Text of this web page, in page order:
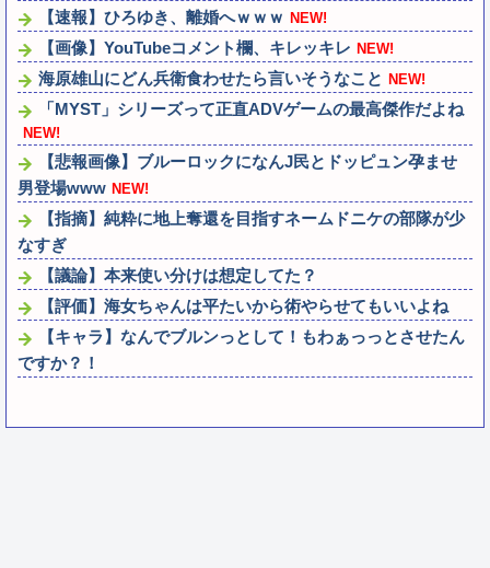
【速報】ひろゆき、離婚へｗｗｗ NEW!
【画像】YouTubeコメント欄、キレッキレ NEW!
海原雄山にどん兵衛食わせたら言いそうなこと NEW!
「MYST」シリーズって正直ADVゲームの最高傑作だよね
NEW!
【悲報画像】ブルーロックになんJ民とドッピュン孕ませ
男登場www NEW!
【指摘】純粋に地上奪還を目指すネームドニケの部隊が少
なすぎ
【議論】本来使い分けは想定してた？
【評価】海女ちゃんは平たいから術やらせてもいいよね
【キャラ】なんでブルンっとして！もわぁっっとさせたん
ですか？！